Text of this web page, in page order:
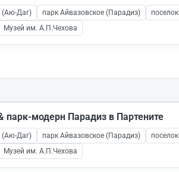
(Аю-Даг) парк Айвазовское (Парадиз)
Музей им. А.П.Чехова
парк-модерн Парадиз в Партените
(Аю-Даг) парк Айвазовское (Парадиз)
Музей им. А.П.Чехова